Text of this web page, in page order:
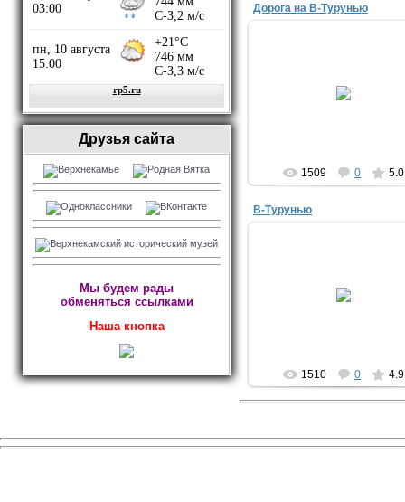
Друзья сайта
Мы будем рады
обменяться ссылками
Наша кнопка
Дорога на В-Турунью
1509 0 5.0
В-Турунью
1510 0 4.9